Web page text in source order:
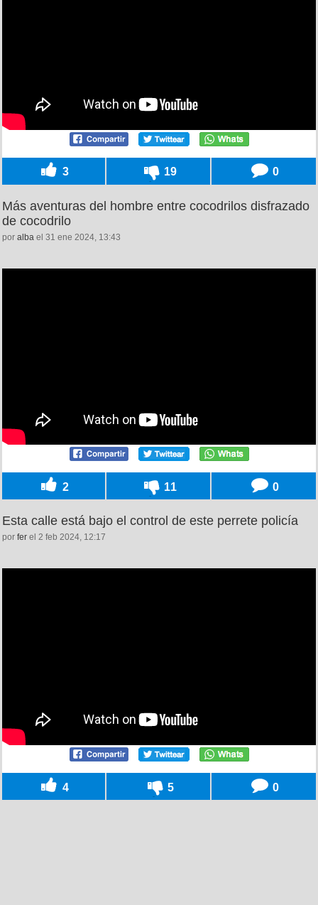
3 19 0
Más aventuras del hombre entre cocodrilos disfrazado
de cocodrilo
por alba el 31 ene 2024, 13:43
2 11 0
Esta calle está bajo el control de este perrete policía
por fer el 2 feb 2024, 12:17
4 5 0